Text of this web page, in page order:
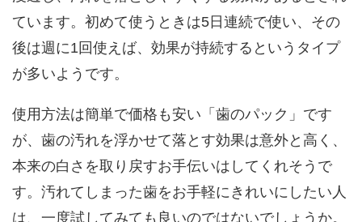
ています。初めて使うときは5日連続で使い、その
後は週に1回使えば、効果が持続するというタイプ
が多いようです。
使用方法は簡単で価格も安い「歯のパック」です
が、歯の汚れを浮かせて落とす効果は意外と高く、
本来の白さを取り戻すお手伝いはしてくれそうで
す。汚れてしまった歯をお手軽にきれいにしたい人
は、一度試してみても良いのではないでしょうか。